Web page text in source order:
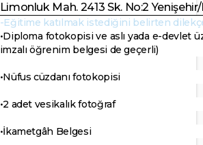
Limonluk Mah. 2413 Sk. No:2
-Eğitime katılmak istediğini belirten
•Diploma fotokopisi ve aslı yada e-devlet
imzalı öğrenim belgesi de geçerli)
•Nüfus cüzdanı fotokopisi
•2 adet vesikalık fotoğraf
•İkametgâh Belgesi